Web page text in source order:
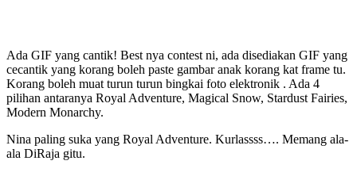
Ada GIF yang cantik! Best nya contest ni, ada disediakan GIF yang
cecantik yang korang boleh paste gambar anak korang kat frame tu.
Korang boleh muat turun turun bingkai foto elektronik . Ada 4
pilihan antaranya Royal Adventure, Magical Snow, Stardust Fairies,
Modern Monarchy.
Nina paling suka yang Royal Adventure. Kurlassss…. Memang ala-
ala DiRaja gitu.